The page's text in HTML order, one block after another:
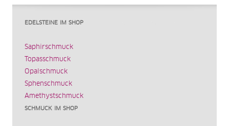
EDELSTEINE IM SHOP
Saphirschmuck
Topasschmuck
Opalschmuck
Sphenschmuck
Amethystschmuck
SCHMUCK IM SHOP